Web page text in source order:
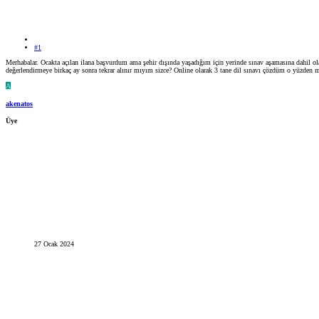
#1
Merhabalar. Ocakta açılan ilana başvurdum ama şehir dışında yaşadığım için yerinde sınav aşamasına
değerlendirmeye birkaç ay sonra tekrar alınır mıyım sizce? Online olarak 3 tane dil sınavı çözdüm o
A
akenatos
Üye
27 Ocak 2024